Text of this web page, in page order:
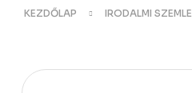
KEZDŐLAP IRODALMI SZEMLE